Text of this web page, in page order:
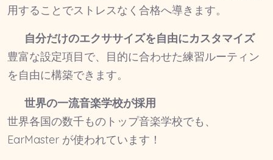
用することでストレスなく合格へ導きます。
自分だけのエクササイズを自由にカスタマイズ
豊富な設定項目で、目的に合わせた練習ルーティン
を自由に構築できます。
世界の一流音楽学校が採用
世界各国の数千ものトップ音楽学校でも、
EarMaster が使われています！